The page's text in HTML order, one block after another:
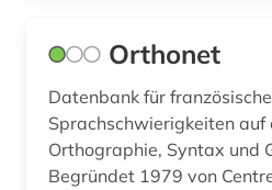
Orthonet
Datenbank für französische
Sprachschwierigkeiten auf
Orthographie, Syntax und
Begründet 1979 von